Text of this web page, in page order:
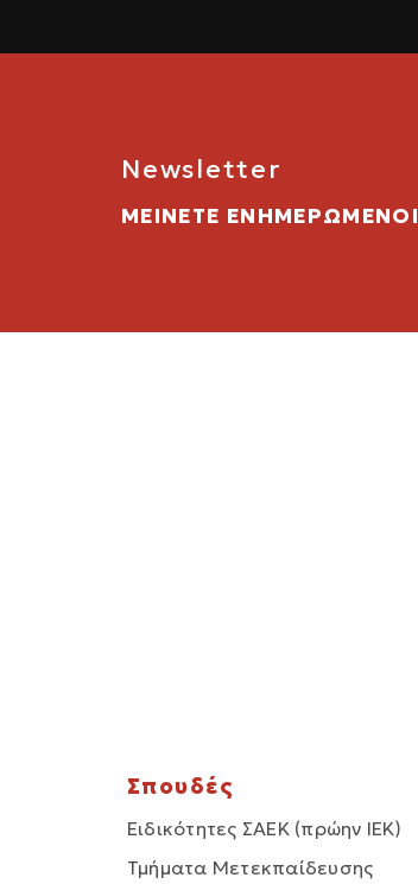
Newsletter
ΜΕΙΝΕΤΕ ΕΝΗΜΕΡΩΜΕΝΟΙ
Σπουδές
Ειδικότητες ΣΑΕΚ (πρώην ΙΕΚ)
Τμήματα Μετεκπαίδευσης